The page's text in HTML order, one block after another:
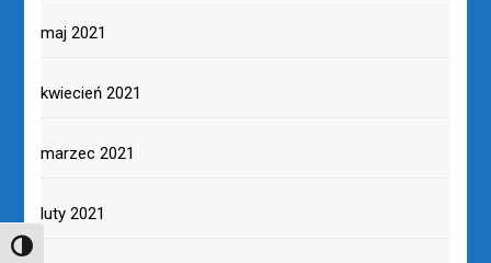
TOGGLE HIGH CONTRAST
maj 2021
kwiecień 2021
marzec 2021
luty 2021